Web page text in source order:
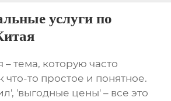
услуги по
– тема, которую часто
что-то простое и понятное.
'выгодные цены' – все это